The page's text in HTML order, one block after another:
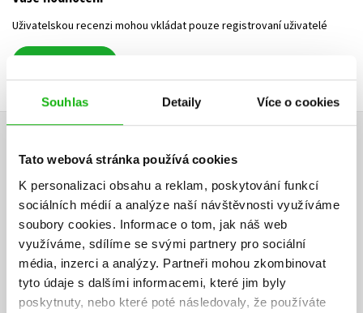
Souhlas Detaily Více o cookies
Tato webová stránka používá cookies
K personalizaci obsahu a reklam, poskytování funkcí
sociálních médií a analýze naší návštěvnosti využíváme
soubory cookies. Informace o tom, jak náš web
využíváme, sdílíme se svými partnery pro sociální
média, inzerci a analýzy. Partneři mohou zkombinovat
tyto údaje s dalšími informacemi, které jim byly
poskytnuty, nebo které poté následovaly, že používáte
Uživatelskou recenzi mohou vkládat pouze registrovaní uživatelé